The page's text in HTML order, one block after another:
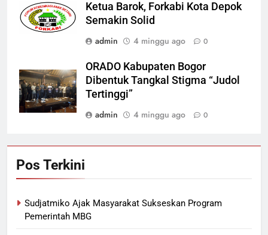
Ketua Barok, Forkabi Kota Depok
Semakin Solid
admin
4 minggu ago 0
ORADO Kabupaten Bogor
Dibentuk Tangkal Stigma “Judol
Tertinggi”
admin
4 minggu ago 0
Pos Terkini
Sudjatmiko Ajak Masyarakat Sukseskan Program
Pemerintah MBG